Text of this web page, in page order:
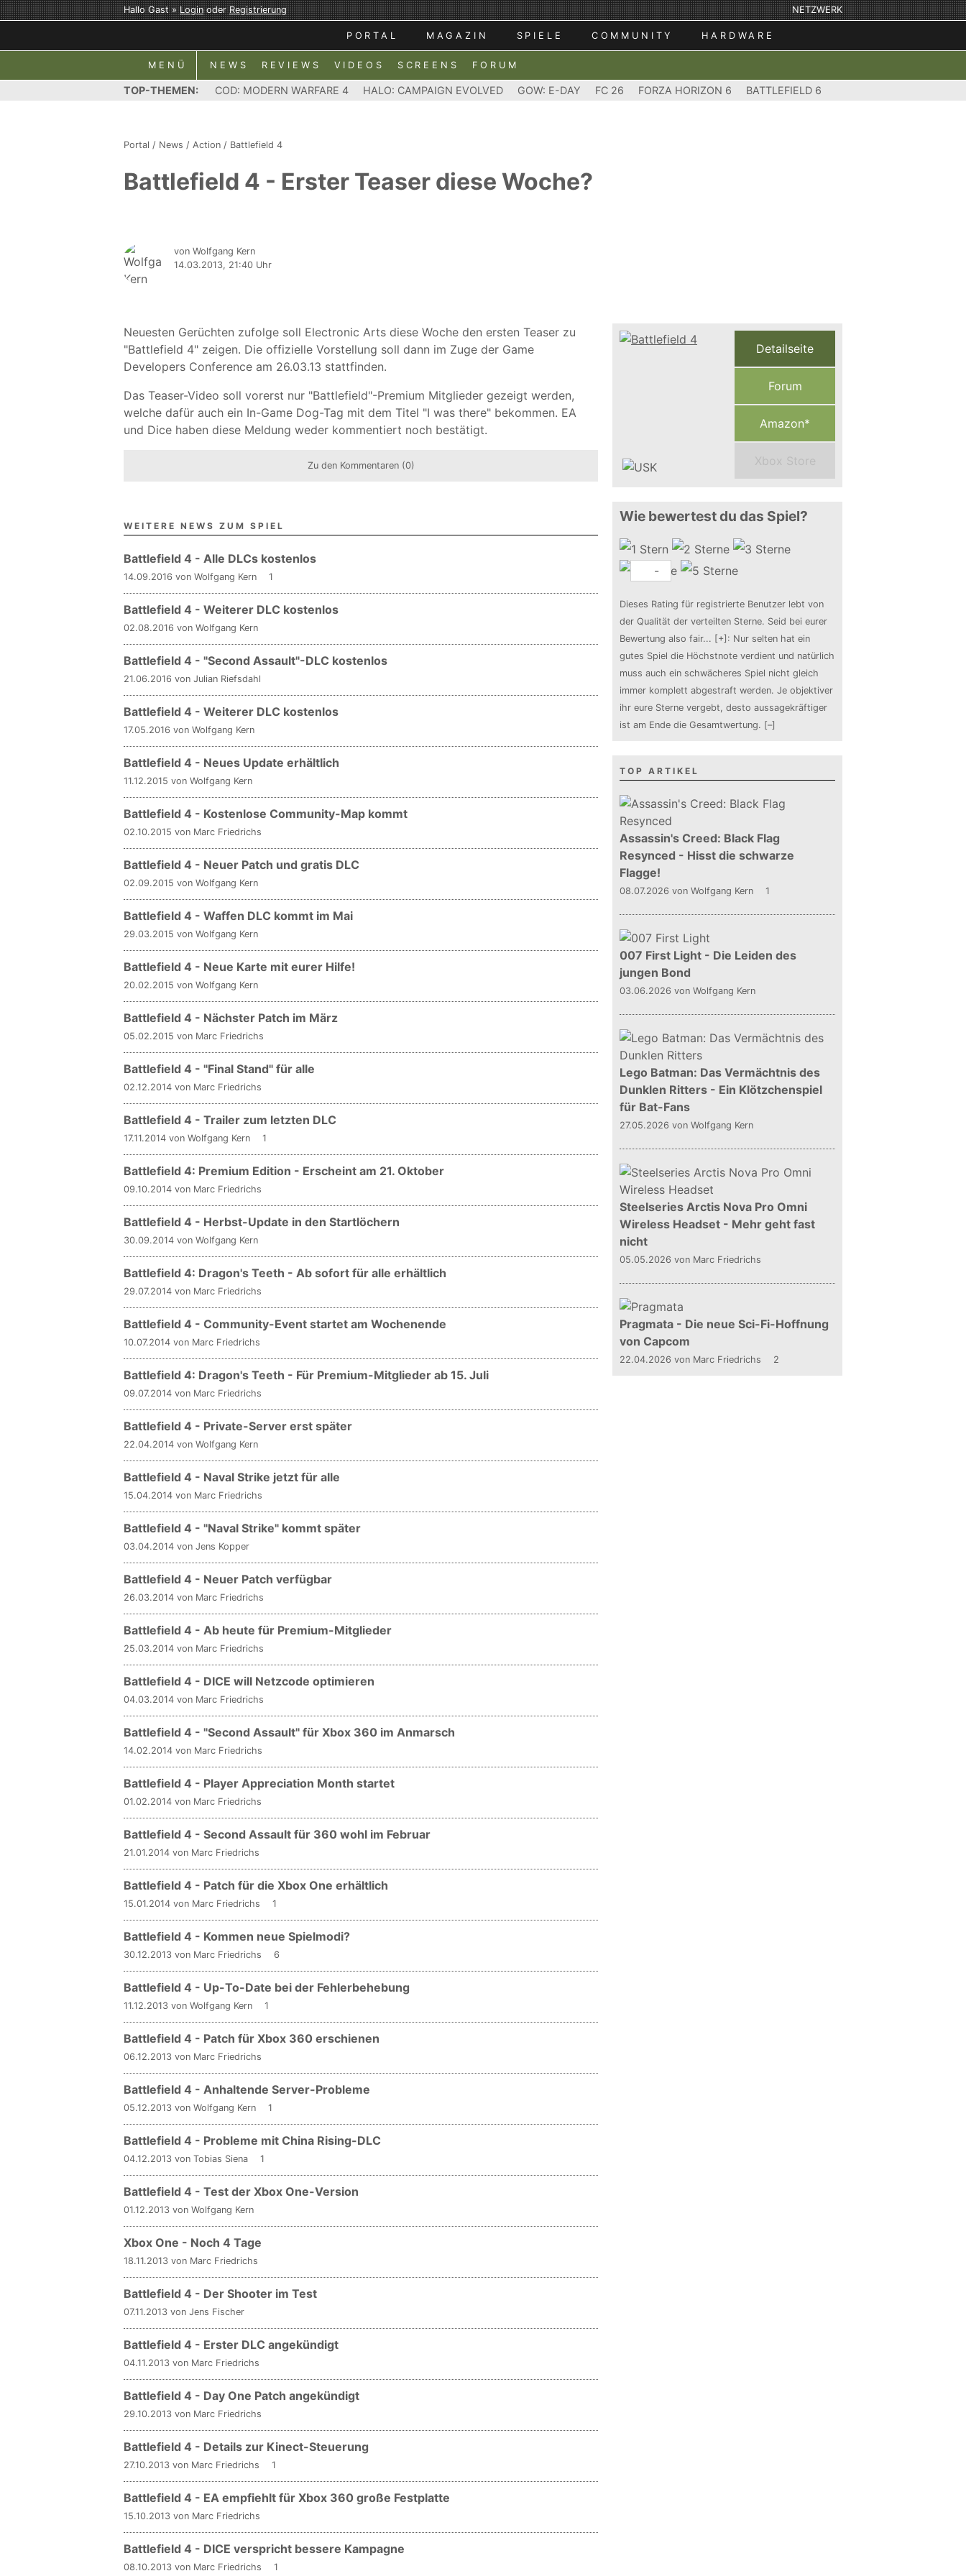
Hallo Gast »LoginoderRegistrierung NETZWERK
PORTAL MAGAZIN SPIELE COMMUNITY HARDWARE
MENÜ NEWS REVIEWS VIDEOS SCREENS FORUM
TOP-THEMEN: COD: MODERN WARFARE 4 HALO: CAMPAIGN EVOLVED GOW: E-DAY FC 26 FORZA HORIZON 6 BATTLEFIELD 6
Portal / News / Action / Battlefield 4
Battlefield 4 - Erster Teaser diese Woche?
von Wolfgang Kern
14.03.2013, 21:40 Uhr
Neuesten Gerüchten zufolge soll Electronic Arts diese Woche den ersten Teaser zu
"Battlefield 4" zeigen. Die offizielle Vorstellung soll dann im Zuge der Game
Developers Conference am 26.03.13 stattfinden.
Das Teaser-Video soll vorerst nur "Battlefield"-Premium Mitglieder gezeigt werden,
welche dafür auch ein In-Game Dog-Tag mit dem Titel "I was there" bekommen. EA
und Dice haben diese Meldung weder kommentiert noch bestätigt.
Zu den Kommentaren (0)
WEITERE NEWS ZUM SPIEL
Battlefield 4 - Alle DLCs kostenlos
14.09.2016 von Wolfgang Kern 1
Battlefield 4 - Weiterer DLC kostenlos
02.08.2016 von Wolfgang Kern
Battlefield 4 - "Second Assault"-DLC kostenlos
21.06.2016 von Julian Riefsdahl
Battlefield 4 - Weiterer DLC kostenlos
17.05.2016 von Wolfgang Kern
Battlefield 4 - Neues Update erhältlich
11.12.2015 von Wolfgang Kern
Battlefield 4 - Kostenlose Community-Map kommt
02.10.2015 von Marc Friedrichs
Battlefield 4 - Neuer Patch und gratis DLC
02.09.2015 von Wolfgang Kern
Battlefield 4 - Waffen DLC kommt im Mai
29.03.2015 von Wolfgang Kern
Battlefield 4 - Neue Karte mit eurer Hilfe!
20.02.2015 von Wolfgang Kern
Battlefield 4 - Nächster Patch im März
05.02.2015 von Marc Friedrichs
Battlefield 4 - "Final Stand" für alle
02.12.2014 von Marc Friedrichs
Battlefield 4 - Trailer zum letzten DLC
17.11.2014 von Wolfgang Kern 1
Battlefield 4: Premium Edition - Erscheint am 21. Oktober
09.10.2014 von Marc Friedrichs
Battlefield 4 - Herbst-Update in den Startlöchern
30.09.2014 von Wolfgang Kern
Battlefield 4: Dragon's Teeth - Ab sofort für alle erhältlich
29.07.2014 von Marc Friedrichs
Battlefield 4 - Community-Event startet am Wochenende
10.07.2014 von Marc Friedrichs
Battlefield 4: Dragon's Teeth - Für Premium-Mitglieder ab 15. Juli
09.07.2014 von Marc Friedrichs
Battlefield 4 - Private-Server erst später
22.04.2014 von Wolfgang Kern
Battlefield 4 - Naval Strike jetzt für alle
15.04.2014 von Marc Friedrichs
Battlefield 4 - "Naval Strike" kommt später
03.04.2014 von Jens Kopper
Battlefield 4 - Neuer Patch verfügbar
26.03.2014 von Marc Friedrichs
Battlefield 4 - Ab heute für Premium-Mitglieder
25.03.2014 von Marc Friedrichs
Battlefield 4 - DICE will Netzcode optimieren
04.03.2014 von Marc Friedrichs
Battlefield 4 - "Second Assault" für Xbox 360 im Anmarsch
14.02.2014 von Marc Friedrichs
Battlefield 4 - Player Appreciation Month startet
01.02.2014 von Marc Friedrichs
Battlefield 4 - Second Assault für 360 wohl im Februar
21.01.2014 von Marc Friedrichs
Battlefield 4 - Patch für die Xbox One erhältlich
15.01.2014 von Marc Friedrichs 1
Battlefield 4 - Kommen neue Spielmodi?
30.12.2013 von Marc Friedrichs 6
Battlefield 4 - Up-To-Date bei der Fehlerbehebung
11.12.2013 von Wolfgang Kern 1
Battlefield 4 - Patch für Xbox 360 erschienen
06.12.2013 von Marc Friedrichs
Battlefield 4 - Anhaltende Server-Probleme
05.12.2013 von Wolfgang Kern 1
Battlefield 4 - Probleme mit China Rising-DLC
04.12.2013 von Tobias Siena 1
Battlefield 4 - Test der Xbox One-Version
01.12.2013 von Wolfgang Kern
Xbox One - Noch 4 Tage
18.11.2013 von Marc Friedrichs
Battlefield 4 - Der Shooter im Test
07.11.2013 von Jens Fischer
Battlefield 4 - Erster DLC angekündigt
04.11.2013 von Marc Friedrichs
Battlefield 4 - Day One Patch angekündigt
29.10.2013 von Marc Friedrichs
Battlefield 4 - Details zur Kinect-Steuerung
27.10.2013 von Marc Friedrichs 1
Battlefield 4 - EA empfiehlt für Xbox 360 große Festplatte
15.10.2013 von Marc Friedrichs
Battlefield 4 - DICE verspricht bessere Kampagne
08.10.2013 von Marc Friedrichs 1
Detailseite
Forum
Amazon*
Xbox Store
Wie bewertest du das Spiel?
-
Dieses Rating für registrierte Benutzer lebt von
der Qualität der verteilten Sterne. Seid bei eurer
Bewertung also fair... [+] : Nur selten hat ein
gutes Spiel die Höchstnote verdient und natürlich
muss auch ein schwächeres Spiel nicht gleich
immer komplett abgestraft werden. Je objektiver
ihr eure Sterne vergebt, desto aussagekräftiger
ist am Ende die Gesamtwertung. [–]
TOP ARTIKEL
Assassin's Creed: Black Flag
Resynced - Hisst die schwarze
Flagge!
08.07.2026 von Wolfgang Kern 1
007 First Light - Die Leiden des
jungen Bond
03.06.2026 von Wolfgang Kern
Lego Batman: Das Vermächtnis des
Dunklen Ritters - Ein Klötzchenspiel
für Bat-Fans
27.05.2026 von Wolfgang Kern
Steelseries Arctis Nova Pro Omni
Wireless Headset - Mehr geht fast
nicht
05.05.2026 von Marc Friedrichs
Pragmata - Die neue Sci-Fi-Hoffnung
von Capcom
22.04.2026 von Marc Friedrichs 2